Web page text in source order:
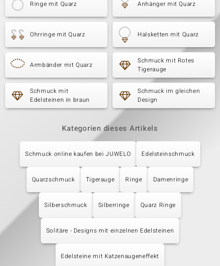
Ringe mit Quarz Anhänger mit Quarz
Ohrringe mit Quarz Halsketten mit Quarz
Armbänder mit Quarz
Schmuck mit Rotes
Tigerauge
Schmuck mit
Edelsteinen in braun
Schmuck im gleichen
Design
Kategorien dieses Artikels
Schmuck online kaufen bei JUWELO Edelsteinschmuck
Quarzschmuck Tigerauge Ringe Damenringe
Silberschmuck Silberringe Quarz Ringe
Solitäre - Designs mit einzelnen Edelsteinen
Edelsteine mit Katzenaugeneffekt